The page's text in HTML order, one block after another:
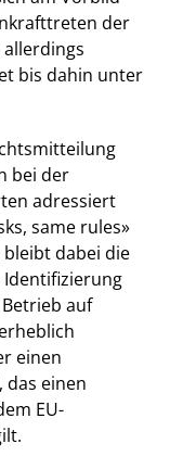
der
bis dahin unter
bei der
adressiert
same rules»
dabei die
Identifizierung
auf
einen
das einen
EU-